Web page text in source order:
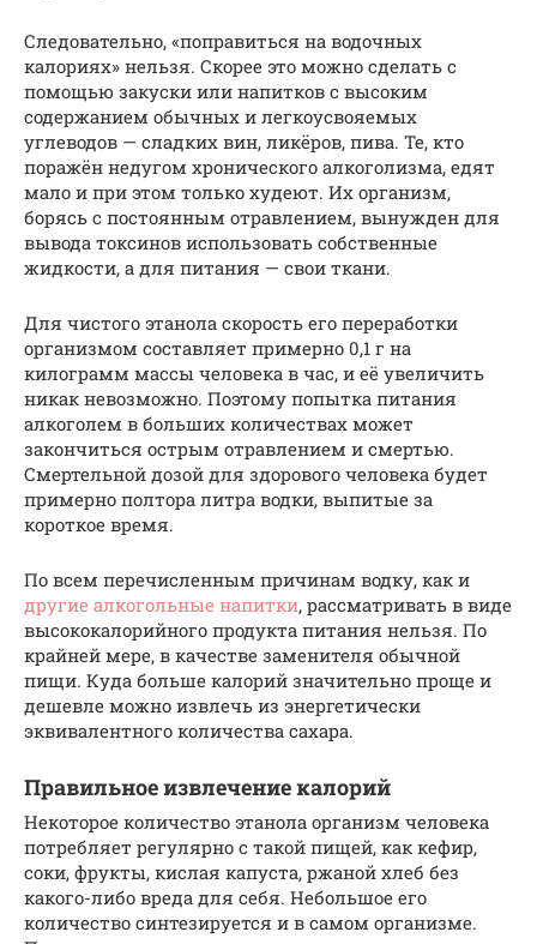
Следовательно, «поправиться на водочных
калориях» нельзя. Скорее это можно сделать с
помощью закуски или напитков с высоким
содержанием обычных и легкоусвояемых
углеводов — сладких вин, ликёров, пива. Те, кто
поражён недугом хронического алкоголизма, едят
мало и при этом только худеют. Их организм,
борясь с постоянным отравлением, вынужден для
вывода токсинов использовать собственные
жидкости, а для питания — свои ткани.
Для чистого этанола скорость его переработки
организмом составляет примерно 0,1 г на
килограмм массы человека в час, и её увеличить
никак невозможно. Поэтому попытка питания
алкоголем в больших количествах может
закончиться острым отравлением и смертью.
Смертельной дозой для здорового человека будет
примерно полтора литра водки, выпитые за
короткое время.
По всем перечисленным причинам водку, как и
другие алкогольные напитки, рассматривать в виде
высококалорийного продукта питания нельзя. По
крайней мере, в качестве заменителя обычной
пищи. Куда больше калорий значительно проще и
дешевле можно извлечь из энергетически
эквивалентного количества сахара.
Правильное извлечение калорий
Некоторое количество этанола организм человека
потребляет регулярно с такой пищей, как кефир,
соки, фрукты, кислая капуста, ржаной хлеб без
какого-либо вреда для себя. Небольшое его
количество синтезируется и в самом организме.